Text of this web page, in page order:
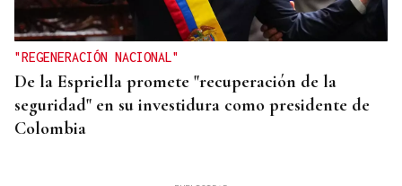
"REGENERACIÓN NACIONAL"
De la Espriella promete "recuperación de la
seguridad" en su investidura como presidente de
Colombia